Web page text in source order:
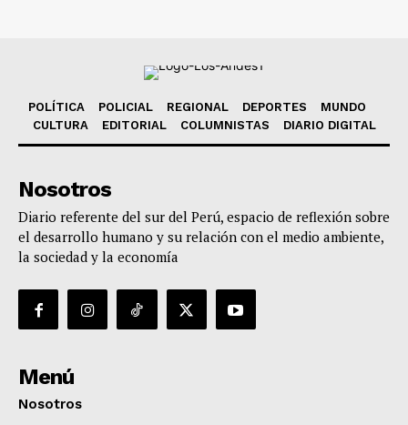
POLÍTICA POLICIAL REGIONAL DEPORTES
MUNDO
CULTURA
EDITORIAL COLUMNISTAS DIARIO DIGITAL
Nosotros
Diario referente del sur del Perú, espacio de reflexión sobre
el desarrollo humano y su relación con el medio ambiente,
la sociedad y la economía
Menú
Nosotros